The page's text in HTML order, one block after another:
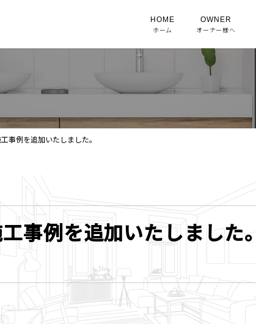
HOME
ホーム
OWNER
オーナー様へ
事例を追加いたしました。
事例を追加いたしました。